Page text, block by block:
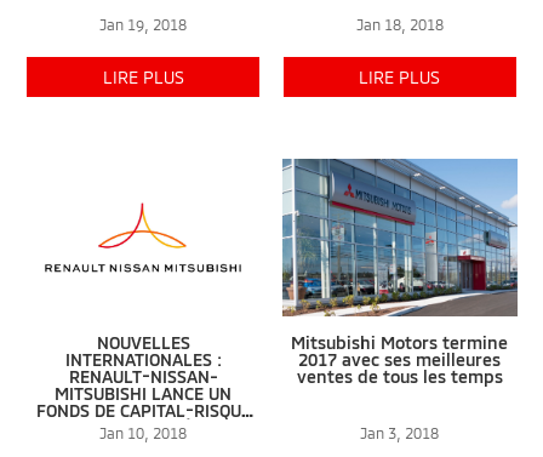
Jan 19, 2018
LIRE PLUS
NOUVELLES
INTERNATIONALES :
RENAULT-NISSAN-
MITSUBISHI LANCE UN
FONDS DE CAPITAL-RISQUE
QUI INVESTIRA PRĖS D’UN
MILLIARD $ SUR CINQ ANS
Jan 10, 2018
Jan 18, 2018
LIRE PLUS
Mitsubishi Motors termine
2017 avec ses meilleures
ventes de tous les temps
Jan 3, 2018